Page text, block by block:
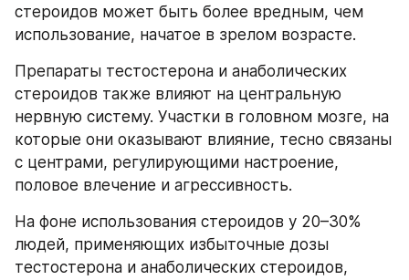
стероидов может быть более вредным, чем
использование, начатое в зрелом возрасте.
Препараты тестостерона и анаболических
стероидов также влияют на центральную
нервную систему. Участки в головном мозге, на
которые они оказывают влияние, тесно связаны
с центрами, регулирующими настроение,
половое влечение и агрессивность.
На фоне использования стероидов у 20–30%
людей, применяющих избыточные дозы
тестостерона и анаболических стероидов,